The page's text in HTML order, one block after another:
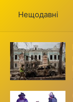
Нещодавні